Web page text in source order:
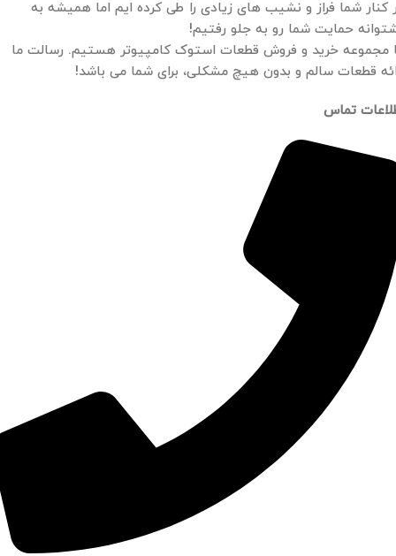
کنار شما فراز و نشیب های زیادی را طی کرده ایم اما همیشه به
حمایت شما رو به جلو رفتیم!
مجموعه خرید و فروش قطعات استوک کامپیوتر هستیم. رسالت ما
قطعات سالم و بدون هیچ مشکلی، برای شما می باشد!
تماس